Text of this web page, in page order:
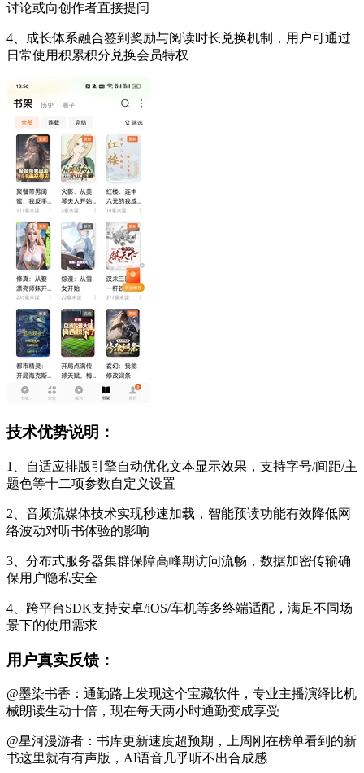
讨论或向创作者直接提问
4、成长体系融合签到奖励与阅读时长兑换机制，用户可通过
日常使用积累积分兑换会员特权
技术优势说明：
1、自适应排版引擎自动优化文本显示效果，支持字号/间距/主
题色等十二项参数自定义设置
2、音频流媒体技术实现秒速加载，智能预读功能有效降低网
络波动对听书体验的影响
3、分布式服务器集群保障高峰期访问流畅，数据加密传输确
保用户隐私安全
4、跨平台SDK支持安卓/iOS/车机等多终端适配，满足不同场
景下的使用需求
用户真实反馈：
@墨染书香：通勤路上发现这个宝藏软件，专业主播演绎比机
械朗读生动十倍，现在每天两小时通勤变成享受
@星河漫游者：书库更新速度超预期，上周刚在榜单看到的新
书这里就有有声版，AI语音几乎听不出合成感